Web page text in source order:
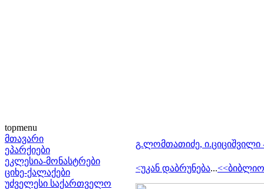
topmenu
მთავარი
ეპარქიები
ეკლესია-მონასტრები
ციხე-ქალაქები
უძველესი საქართველო
გ.ლომთათიძე,
<უკან დაბრუნება...